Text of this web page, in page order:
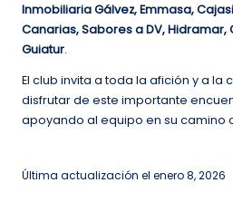
Inmobiliaria Gálvez, Emmasa,
Canarias, Sabores a DV, Hidramar,
Guiatur.
El club invita a toda la afición y a
disfrutar de este importante
apoyando al equipo en su camino
Última actualización el enero 8, 2026